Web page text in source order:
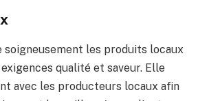
soigneusement les produits locaux
qualité et saveur. Elle
avec les producteurs locaux afin